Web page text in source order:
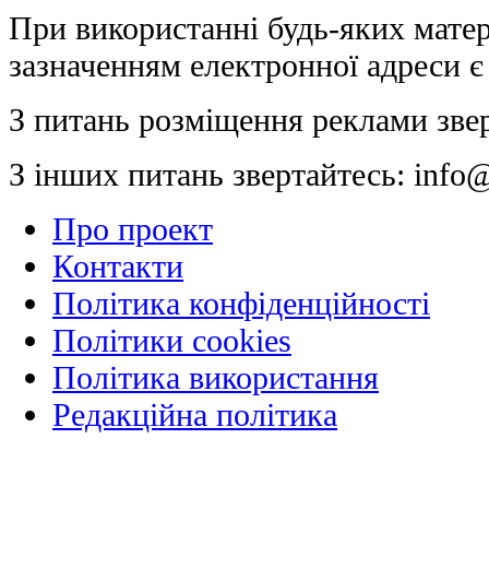
При використанні будь-яких
зазначенням електронної адреси
З питань розміщення реклами
З інших питань звертайтесь:
Про проект
Контакти
Політика конфіденційності
Політики cookies
Політика використання
Редакційна політика